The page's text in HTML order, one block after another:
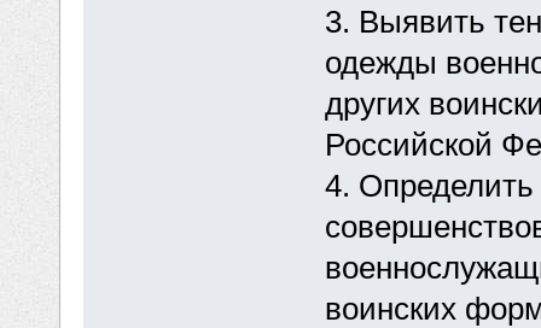
3. Выявить
одежды
других
Российской
4.
воинских